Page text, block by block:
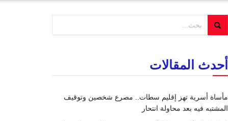
أحدث المقالات
مأساة أسرية تهز إقليم سطات.. مصرع شخصين وتوقيف
المشتبه فيه بعد محاولة انتحار